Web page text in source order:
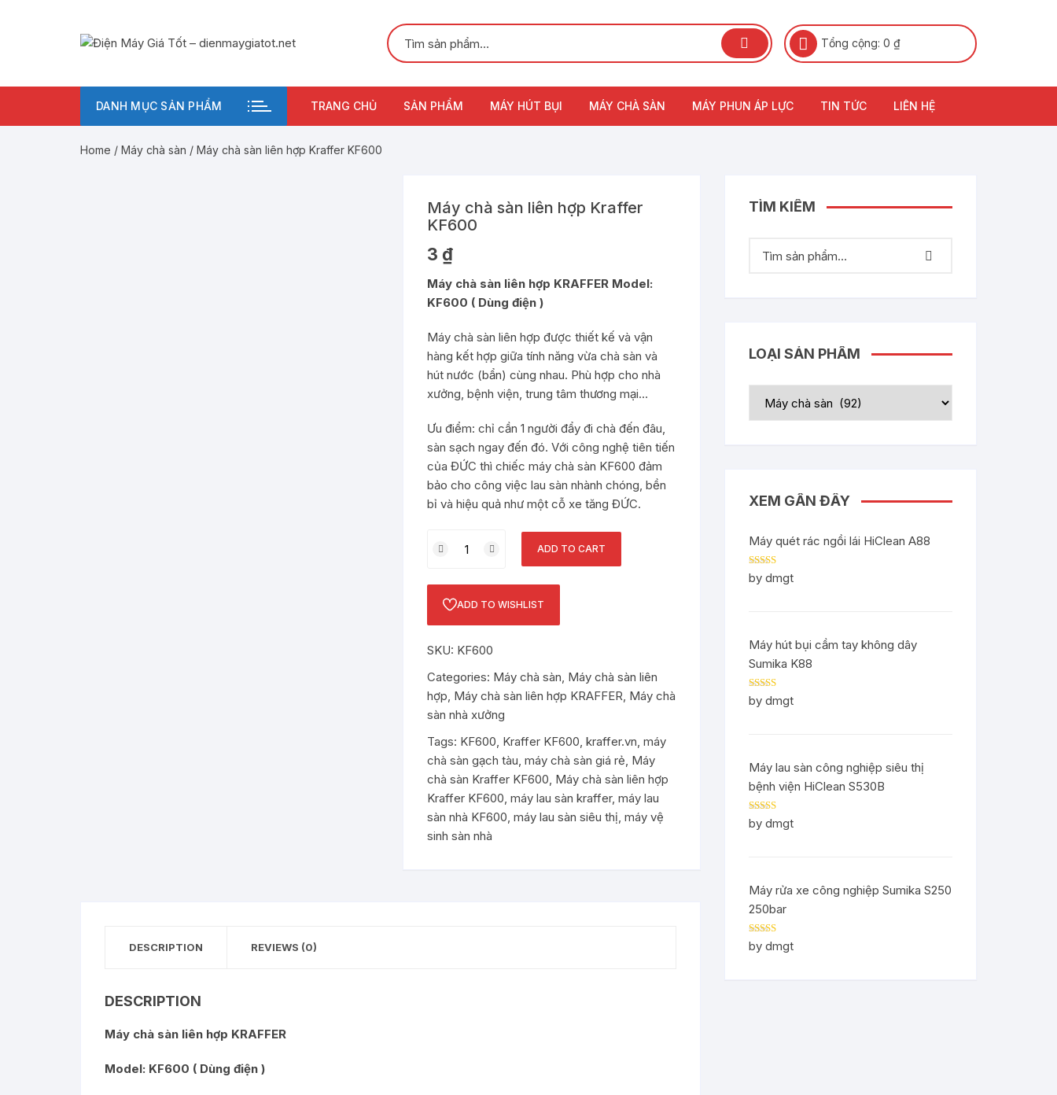
Tổng cộng: 0 ₫
DANH MỤC SẢN PHẨM TRANG CHỦ SẢN PHẨM MÁY HÚT BỤI MÁY CHÀ SÀN MÁY PHUN ÁP LỰC TIN TỨC LIÊN HỆ
Home / Máy chà sàn / Máy chà sàn liên hợp Kraffer KF600
Máy chà sàn liên hợp Kraffer
KF600
3 ₫
Máy chà sàn liên hợp KRAFFER Model:
KF600 ( Dùng điện )
Máy chà sàn liên hợp được thiết kế và vận
hàng kết hợp giữa tính năng vừa chà sàn và
hút nước (bẩn) cùng nhau. Phù hợp cho nhà
xưởng, bệnh viện, trung tâm thương mại…
Ưu điểm: chỉ cần 1 người đẩy đi chà đến đâu,
sàn sạch ngay đến đó. Với công nghệ tiên tiến
của ĐỨC thì chiếc máy chà sàn KF600 đảm
bảo cho công việc lau sàn nhành chóng, bền
bỉ và hiệu quả như một cỗ xe tăng ĐỨC.
chà
hợp
KF600
quantity
ADD TO CART
ADD TO WISHLIST
SKU: KF600
Categories: Máy chà sàn, Máy chà sàn liên
hợp, Máy chà sàn liên hợp KRAFFER, Máy chà
sàn nhà xưởng
Tags: KF600, Kraffer KF600,kraffer.vn,máy
chà sàn gạch tàu,máy chà sàn giá rẻ, Máy
chà sàn Kraffer KF600, Máy chà sàn liên hợp
Kraffer KF600,máy lau sàn kraffer,máy lau
sàn nhà KF600,máy lau sàn siêu thị,máy vệ
sinh sàn nhà
DESCRIPTION REVIEWS (0)
DESCRIPTION
Máy chà sàn liên hợp KRAFFER
Model: KF600 ( Dùng điện )
TÌM KIẾM
LOẠI SẢN PHẨM
XEM GẦN ĐÂY
Máy quét rác ngồi lái HiClean A88
Rated5out
of 5
by dmgt
Máy hút bụi cầm tay không dây
Sumika K88
Rated5out
of 5
by dmgt
Máy lau sàn công nghiệp siêu thị
bệnh viện HiClean S530B
Rated5out
of 5
by dmgt
Máy rửa xe công nghiệp Sumika S250
250bar
Rated5out
of 5
by dmgt